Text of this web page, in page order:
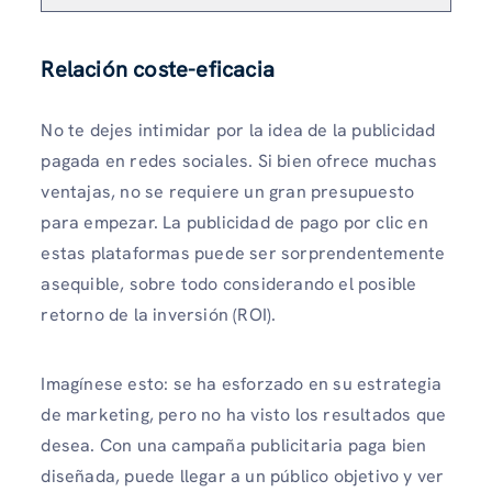
Relación coste-eficacia
No te dejes intimidar por la idea de la publicidad
pagada en redes sociales. Si bien ofrece muchas
ventajas, no se requiere un gran presupuesto
para empezar. La publicidad de pago por clic en
estas plataformas puede ser sorprendentemente
asequible, sobre todo considerando el posible
retorno de la inversión (ROI).
Imagínese esto: se ha esforzado en su estrategia
de marketing, pero no ha visto los resultados que
desea. Con una campaña publicitaria paga bien
diseñada, puede llegar a un público objetivo y ver